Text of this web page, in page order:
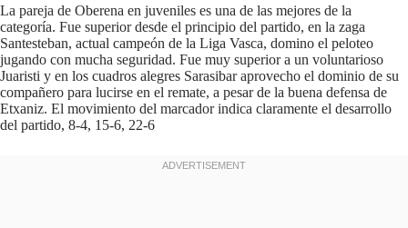
La pareja de Oberena en juveniles es una de las mejores de la
categoría. Fue superior desde el principio del partido, en la zaga
Santesteban, actual campeón de la Liga Vasca, domino el peloteo
jugando con mucha seguridad. Fue muy superior a un voluntarioso
Juaristi y en los cuadros alegres Sarasibar aprovecho el dominio de su
compañero para lucirse en el remate, a pesar de la buena defensa de
Etxaniz. El movimiento del marcador indica claramente el desarrollo
del partido, 8-4, 15-6, 22-6